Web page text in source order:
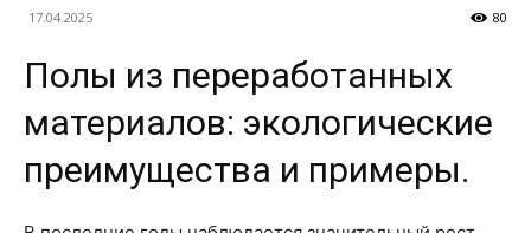
17.04.2025 80
Полы из переработанных
материалов: экологические
преимущества и примеры.